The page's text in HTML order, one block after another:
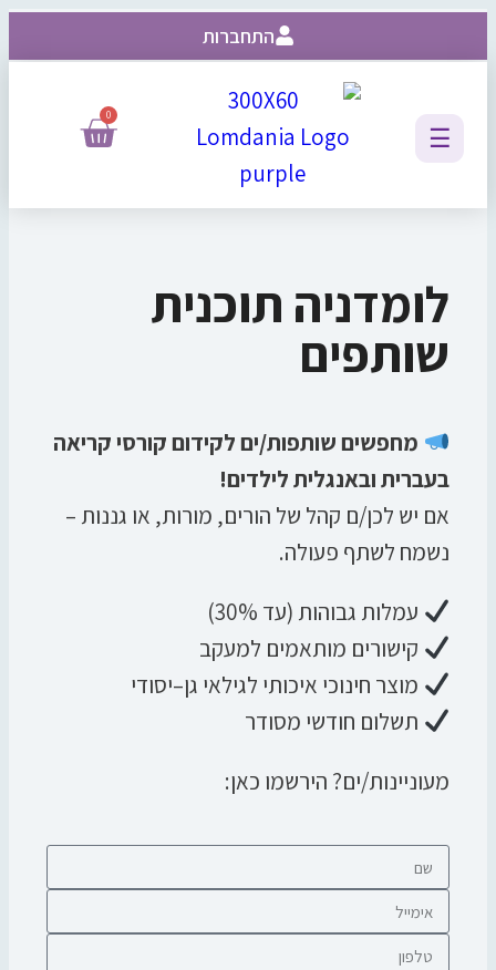
התחברות
0
☰
לומדניה תוכנית
שותפים
מחפשים שותפות/ים לקידום קורסי קריאה
בעברית ובאנגלית לילדים!
אם יש לכן/ם קהל של הורים, מורות, או גננות –
נשמח לשתף פעולה.
עמלות גבוהות (עד 30%)
קישורים מותאמים למעקב
מוצר חינוכי איכותי לגילאי גן–יסודי
תשלום חודשי מסודר
מעוניינות/ים? הירשמו כאן: